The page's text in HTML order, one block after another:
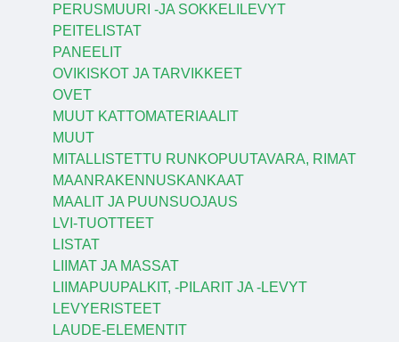
PERUSMUURI -JA SOKKELILEVYT
PEITELISTAT
PANEELIT
OVIKISKOT JA TARVIKKEET
OVET
MUUT KATTOMATERIAALIT
MUUT
MITALLISTETTU RUNKOPUUTAVARA, RIMAT
MAANRAKENNUSKANKAAT
MAALIT JA PUUNSUOJAUS
LVI-TUOTTEET
LISTAT
LIIMAT JA MASSAT
LIIMAPUUPALKIT, -PILARIT JA -LEVYT
LEVYERISTEET
LAUDE-ELEMENTIT